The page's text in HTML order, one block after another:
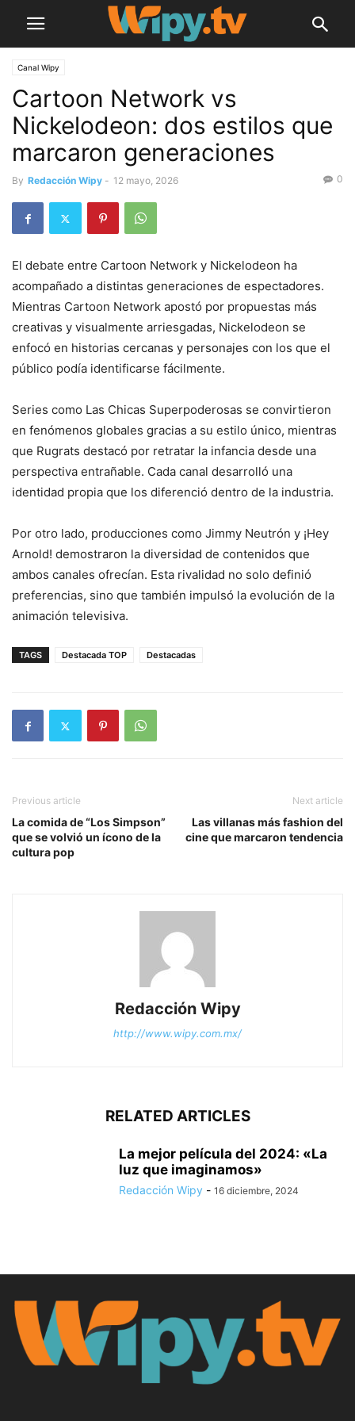
Canal Wipy
Cartoon Network vs
Nickelodeon: dos estilos que
marcaron generaciones
By Redacción Wipy - 12 mayo, 2026 0
El debate entre Cartoon Network y Nickelodeon ha
acompañado a distintas generaciones de espectadores.
Mientras Cartoon Network apostó por propuestas más
creativas y visualmente arriesgadas, Nickelodeon se
enfocó en historias cercanas y personajes con los que el
público podía identificarse fácilmente.
Series como Las Chicas Superpoderosas se convirtieron
en fenómenos globales gracias a su estilo único, mientras
que Rugrats destacó por retratar la infancia desde una
perspectiva entrañable. Cada canal desarrolló una
identidad propia que los diferenció dentro de la industria.
Por otro lado, producciones como Jimmy Neutrón y ¡Hey
Arnold! demostraron la diversidad de contenidos que
ambos canales ofrecían. Esta rivalidad no solo definió
preferencias, sino que también impulsó la evolución de la
animación televisiva.
TAGS Destacada TOP Destacadas
Previous article
La comida de “Los Simpson”
que se volvió un ícono de la
cultura pop
Next article
Las villanas más fashion del
cine que marcaron tendencia
Redacción Wipy
http://www.wipy.com.mx/
RELATED ARTICLES
La mejor película del 2024: «La
luz que imaginamos»
Redacción Wipy - 16 diciembre, 2024